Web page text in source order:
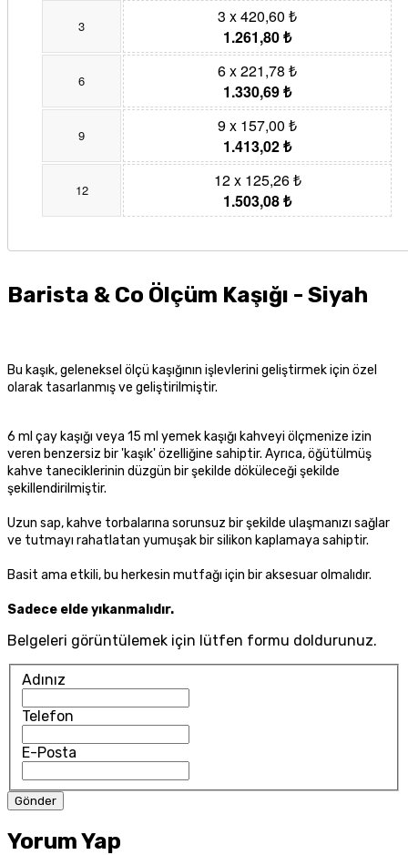
3
3 x 420,60 ₺
1.261,80 ₺
6
6 x 221,78 ₺
1.330,69 ₺
9
9 x 157,00 ₺
1.413,02 ₺
12
12 x 125,26 ₺
1.503,08 ₺
Barista & Co Ölçüm Kaşığı - Siyah
Bu kaşık, geleneksel ölçü kaşığının işlevlerini geliştirmek için özel
olarak tasarlanmış ve geliştirilmiştir.
6 ml çay kaşığı veya 15 ml yemek kaşığı kahveyi ölçmenize izin
veren benzersiz bir 'kaşık' özelliğine sahiptir. Ayrıca, öğütülmüş
kahve taneciklerinin düzgün bir şekilde döküleceği şekilde
şekillendirilmiştir.
Uzun sap, kahve torbalarına sorunsuz bir şekilde ulaşmanızı sağlar
ve tutmayı rahatlatan yumuşak bir silikon kaplamaya sahiptir.
Basit ama etkili, bu herkesin mutfağı için bir aksesuar olmalıdır.
Sadece elde yıkanmalıdır.
Belgeleri görüntülemek için lütfen formu doldurunuz.
Adınız
Telefon
E-Posta
Yorum Yap